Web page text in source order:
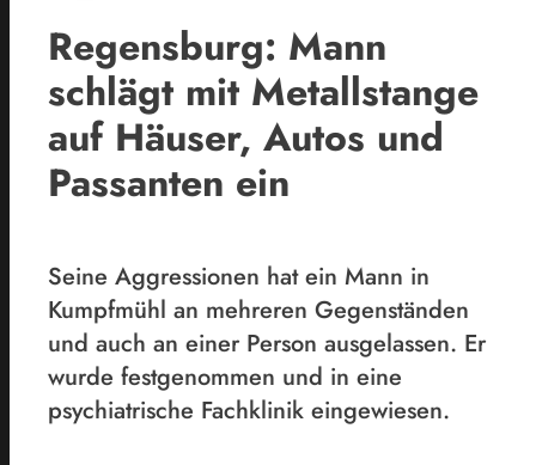
Regensburg: Mann
schlägt mit Metallstange
auf Häuser, Autos und
Passanten ein
Seine Aggressionen hat ein Mann in
Kumpfmühl an mehreren Gegenständen
und auch an einer Person ausgelassen. Er
wurde festgenommen und in eine
psychiatrische Fachklinik eingewiesen.